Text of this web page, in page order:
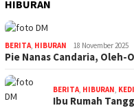
HIBURAN
BERITA, HIBURAN 18 November 2025
Pie Nanas Candaria, Oleh-
BERITA, HIBURAN,
Ibu Rumah